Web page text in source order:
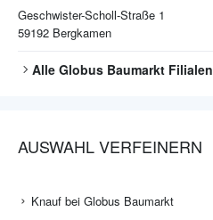
Geschwister-Scholl-Straße 1
59192 Bergkamen
Alle Globus Baumarkt Filialen
AUSWAHL VERFEINERN
Knauf bei Globus Baumarkt